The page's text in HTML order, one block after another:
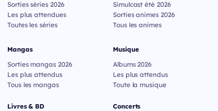
Sorties séries 2026
Les plus attendues
Toutes les séries
Simulcast été 2026
Sorties animes 2026
Tous les animes
Mangas
Sorties mangas 2026
Les plus attendus
Tous les mangas
Livres & BD
Musique
Albums 2026
Les plus attendus
Toute la musique
Concerts